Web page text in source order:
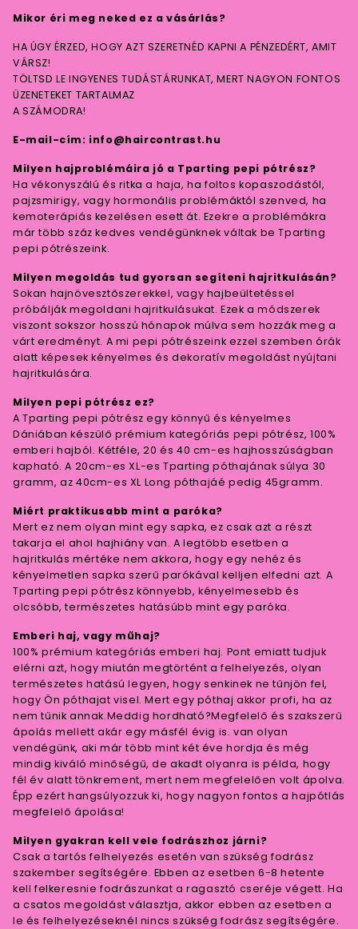
Mikor éri meg neked ez a vásárlás?
HA ÚGY ÉRZED, HOGY AZT SZERETNÉD KAPNI A PÉNZEDÉRT, AMIT
VÁRSZ!
TÖLTSD LE INGYENES TUDÁSTÁRUNKAT, MERT NAGYON FONTOS
ÜZENETEKET TARTALMAZ
A SZÁMODRA!
E-mail-cím: info@haircontrast.hu
Milyen hajproblémáira jó a Tparting pepi pótrész?
Ha vékonyszálú és ritka a haja, ha foltos kopaszodástól,
pajzsmirigy, vagy hormonális problémáktól szenved, ha
kemoterápiás kezelésen esett át. Ezekre a problémákra
már több száz kedves vendégünknek váltak be Tparting
pepi pótrészeink.
Milyen megoldás tud gyorsan segíteni hajritkulásán?
Sokan hajnövesztőszerekkel, vagy hajbeültetéssel
próbálják megoldani hajritkulásukat. Ezek a módszerek
viszont sokszor hosszú hónapok múlva sem hozzák meg a
várt eredményt. A mi pepi pótrészeink ezzel szemben órák
alatt képesek kényelmes és dekoratív megoldást nyújtani
hajritkulására.
Milyen pepi pótrész ez?
A Tparting pepi pótrész egy könnyű és kényelmes
Dániában készülő prémium kategóriás pepi pótrész, 100%
emberi hajból. Kétféle, 20 és 40 cm-es hajhosszúságban
kapható. A 20cm-es XL-es Tparting póthajának súlya 30
gramm, az 40cm-es XL Long póthajáé pedig 45gramm.
Miért praktikusabb mint a paróka?
Mert ez nem olyan mint egy sapka, ez csak azt a részt
takarja el ahol hajhiány van. A legtöbb esetben a
hajritkulás mértéke nem akkora, hogy egy nehéz és
kényelmetlen sapka szerű parókával kelljen elfedni azt. A
Tparting pepi pótrész könnyebb, kényelmesebb és
olcsóbb, természetes hatásúbb mint egy paróka.
Emberi haj, vagy műhaj?
100% prémium kategóriás emberi haj. Pont emiatt tudjuk
elérni azt, hogy miután megtörtént a felhelyezés, olyan
természetes hatású legyen, hogy senkinek ne tűnjön fel,
hogy Ön póthajat visel. Mert egy póthaj akkor profi, ha az
nem tűnik annak.Meddig hordható?Megfelelő és szakszerű
ápolás mellett akár egy másfél évig is. van olyan
vendégünk, aki már több mint két éve hordja és még
mindig kiváló minőségű, de akadt olyanra is példa, hogy
fél év alatt tönkrement, mert nem megfelelően volt ápolva.
Épp ezért hangsúlyozzuk ki, hogy nagyon fontos a hajpótlás
megfelelő ápolása!
Milyen gyakran kell vele fodrászhoz járni?
Csak a tartós felhelyezés esetén van szükség fodrász
szakember segítségére. Ebben az esetben 6-8 hetente
kell felkeresnie fodrászunkat a ragasztó cseréje végett. Ha
a csatos megoldást választja, akkor ebben az esetben a
le és felhelyezéseknél nincs szükség fodrász segítségére.